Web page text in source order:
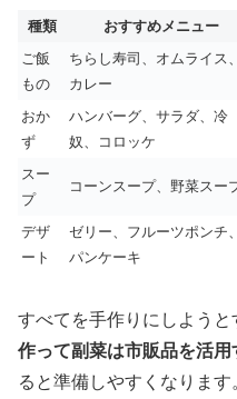
種類 おすすめメニュー
ご飯
もの
ちらし寿司、オムライス、
カレー
おか
ず
ハンバーグ、サラダ、冷
奴、コロッケ
スー
プ
コーンスープ、野菜スー
デザ
ート
ゼリー、フルーツポンチ、
パンケーキ
すべてを手作りにしようと
作って副菜は市販品を活用
ると準備しやすくなります